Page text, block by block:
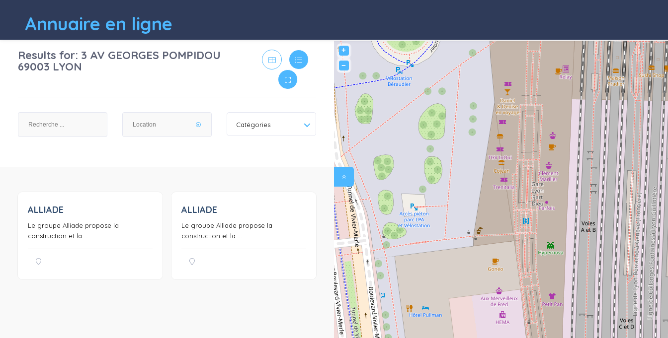
Annuaire en ligne
+
−
Results for: 3 AV GEORGES POMPIDOU
69003 LYON
Catégories
ALLIADE
Le groupe Alliade propose la
construction et la ...
ALLIADE
Le groupe Alliade propose la
construction et la ...